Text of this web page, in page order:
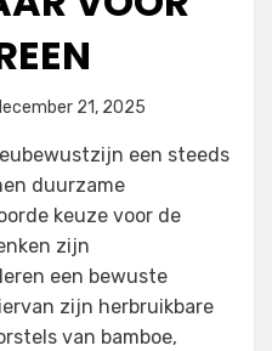
21, 2025
een steeds
duurzame
keuze voor de
zijn
een bewuste
zijn herbruikbare
van bamboe,